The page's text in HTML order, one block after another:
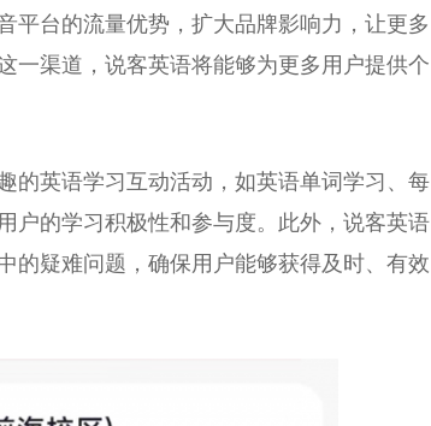
平台的流量优势，扩大品牌影响力，让更多
一渠道，说客英语将能够为更多用户提供个
的英语学习互动活动，如英语单词学习 、每
户的学习积极性和参与度。此外，说客英语
的疑难问题，确保用户能够获得及时、有效